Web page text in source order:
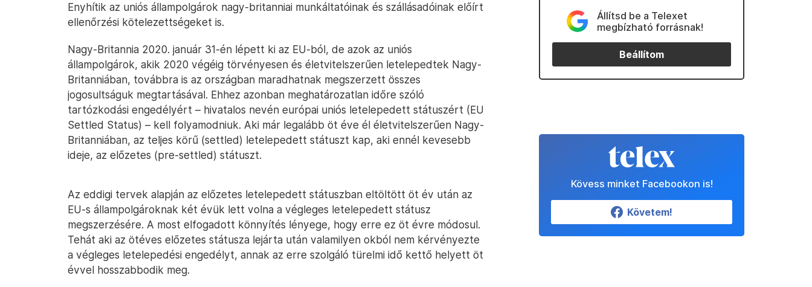
Enyhítik az uniós állampolgárok nagy-britanniai munkáltatóinak és szállásadóinak előírt
ellenőrzési kötelezettségeket is.
Nagy-Britannia 2020. január 31-én lépett ki az EU-ból, de azok az uniós
állampolgárok, akik 2020 végéig törvényesen és életvitelszerűen letelepedtek Nagy-
Britanniában, továbbra is az országban maradhatnak megszerzett összes
jogosultságuk megtartásával. Ehhez azonban meghatározatlan időre szóló
tartózkodási engedélyért – hivatalos nevén európai uniós letelepedett státuszért (EU
Settled Status) – kell folyamodniuk. Aki már legalább öt éve él életvitelszerűen Nagy-
Britanniában, az teljes körű (settled) letelepedett státuszt kap, aki ennél kevesebb
ideje, az előzetes (pre-settled) státuszt.
Az eddigi tervek alapján az előzetes letelepedett státuszban eltöltött öt év után az
EU-s állampolgároknak két évük lett volna a végleges letelepedett státusz
megszerzésére. A most elfogadott könnyítés lényege, hogy erre ez öt évre módosul.
Tehát aki az ötéves előzetes státusza lejárta után valamilyen okból nem kérvényezte
a végleges letelepedési engedélyt, annak az erre szolgáló türelmi idő kettő helyett öt
évvel hosszabbodik meg.
Állítsd be a Telexet
megbízható forrásnak!
Beállítom
Kövess minket Facebookon is!
Követem!